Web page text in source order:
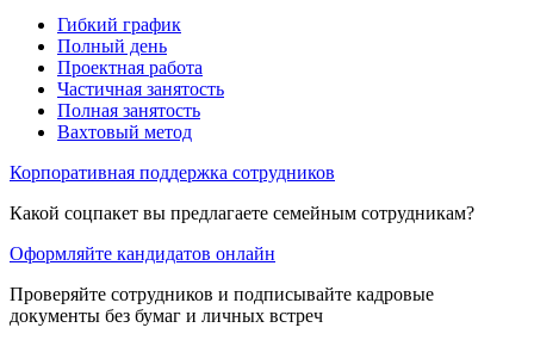
Гибкий график
Полный день
Проектная работа
Частичная занятость
Полная занятость
Вахтовый метод
Корпоративная поддержка сотрудников
Какой соцпакет вы предлагаете семейным сотрудникам?
Оформляйте кандидатов онлайн
Проверяйте сотрудников и подписывайте кадровые
документы без бумаг и личных встреч